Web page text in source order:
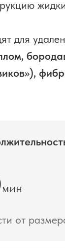
и избегать
не
эффекта
грубых